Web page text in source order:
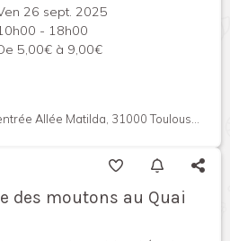
26 sept. 2025
- 18h00
5,00€ à 9,00€
Allée Matilda, 31000 Toulouse, France
des moutons au Quai